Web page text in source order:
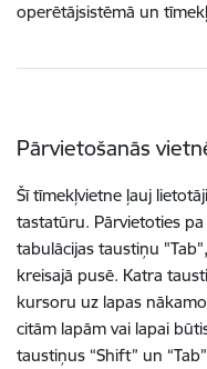
operētājsistēmā un
Pārvietošanās
Šī tīmekļvietne ļauj
tastatūru. Pārvietoties
tabulācijas taustiņu
kreisajā pusē. Katra
kursoru uz lapas
citām lapām vai lapai
taustiņus “Shift” un